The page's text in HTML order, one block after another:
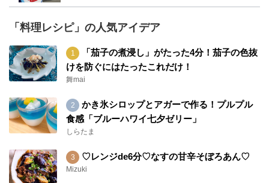
「料理レシピ」の人気アイデア
「茄子の煮浸し」がたった4分！茄子の色抜
けを防ぐにはたったこれだけ！
舞mai
かき氷シロップとアガーで作る！プルプル
食感「ブルーハワイ七夕ゼリー」
しらたま
♡レンジde6分♡なすの甘辛そぼろあん♡
Mizuki